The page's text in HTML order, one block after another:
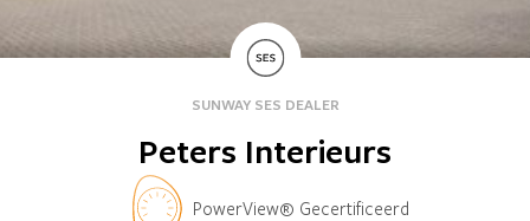
SUNWAY SES DEALER
Peters Interieurs
PowerView® Gecertificeerd